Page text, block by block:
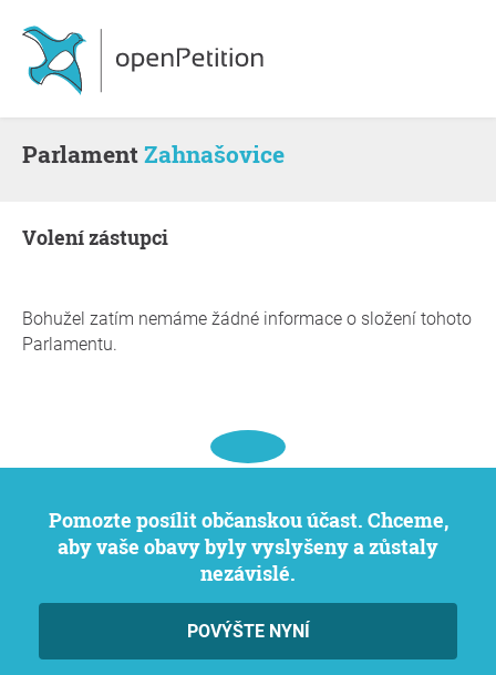
ParlamentZahnašovice
volení zástupci
Bohužel zatím nemáme žádné informace o složení tohoto
Parlamentu.
Pomozte posílit občanskou účast. Chceme,
aby vaše obavy byly vyslyšeny a zůstaly
nezávislé.
POVÝŠTE NYNÍ